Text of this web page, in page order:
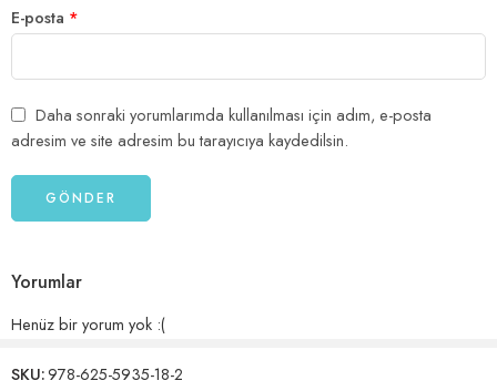
E-posta *
Daha sonraki yorumlarımda kullanılması için adım, e-posta
adresim ve site adresim bu tarayıcıya kaydedilsin.
Yorumlar
Henüz bir yorum yok :(
SKU:978-625-5935-18-2